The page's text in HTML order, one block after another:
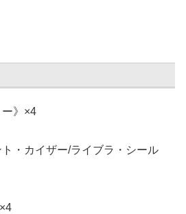
ー》×4
ト・カイザー/ライブラ・シール